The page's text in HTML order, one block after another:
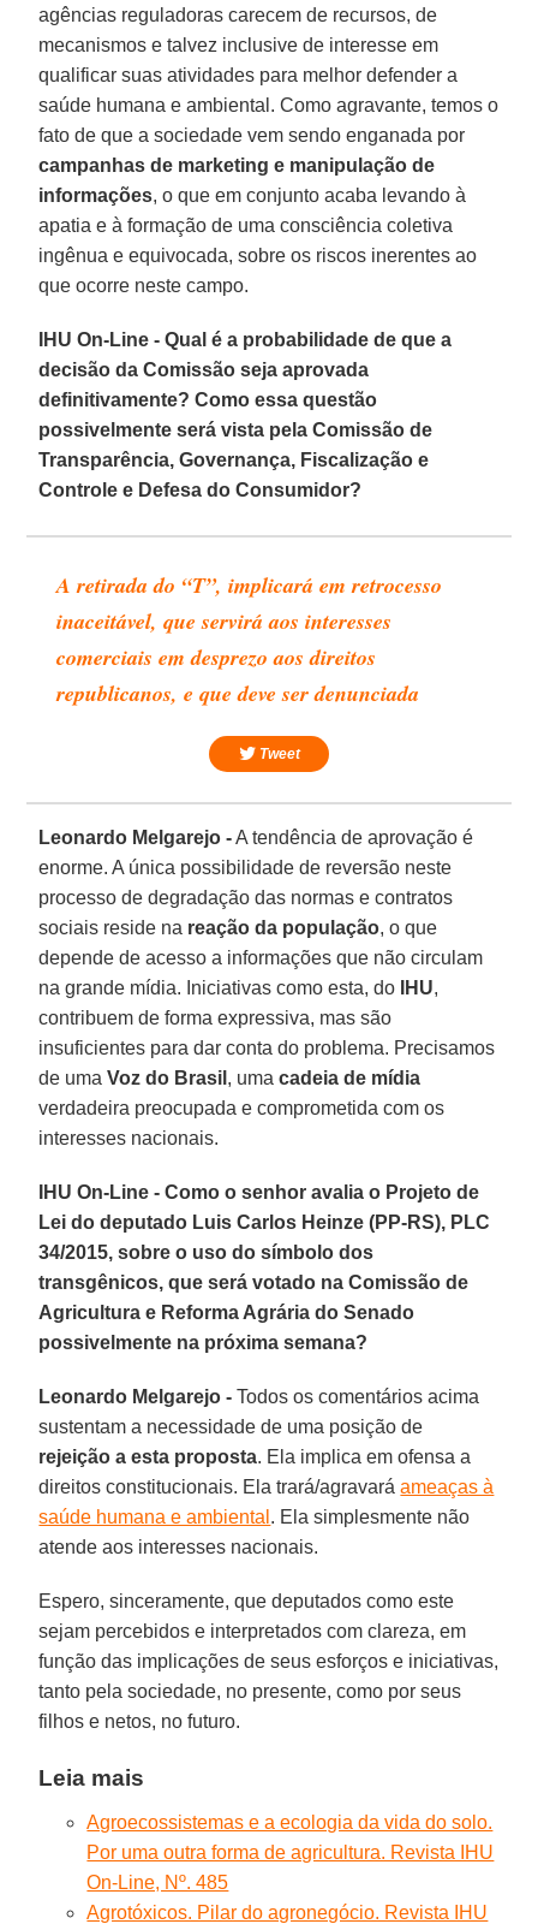
agências reguladoras carecem de recursos, de
mecanismos e talvez inclusive de interesse em
qualificar suas atividades para melhor defender a
saúde humana e ambiental. Como agravante, temos o
fato de que a sociedade vem sendo enganada por
campanhas de marketing e manipulação de
informações, o que em conjunto acaba levando à
apatia e à formação de uma consciência coletiva
ingênua e equivocada, sobre os riscos inerentes ao
que ocorre neste campo.
IHU On-Line - Qual é a probabilidade de que a
decisão da Comissão seja aprovada
definitivamente? Como essa questão
possivelmente será vista pela Comissão de
Transparência, Governança, Fiscalização e
Controle e Defesa do Consumidor?
A retirada do “T”, implicará em retrocesso
inaceitável, que servirá aos interesses
comerciais em desprezo aos direitos
republicanos, e que deve ser denunciada
Tweet
Leonardo Melgarejo -A tendência de aprovação é
enorme. A única possibilidade de reversão neste
processo de degradação das normas e contratos
sociais reside na reação da população, o que
depende de acesso a informações que não circulam
na grande mídia. Iniciativas como esta, do
IHU,
contribuem de forma expressiva, mas são
insuficientes para dar conta do problema. Precisamos
de umaVoz do Brasil , uma cadeia de mídia
verdadeira preocupada e comprometida com os
interesses nacionais.
IHU On-Line - Como o senhor avalia o Projeto de
Lei do deputado Luis Carlos Heinze (PP-RS), PLC
34/2015, sobre o uso do símbolo dos
transgênicos, que será votado na Comissão de
Agricultura e Reforma Agrária do Senado
possivelmente na próxima semana?
Leonardo Melgarejo - Todos os comentários acima
sustentam a necessidade de uma posição de
rejeição a esta proposta. Ela implica em ofensa a
direitos constitucionais. Ela trará/agravaráameaças à
saúde humana e ambiental . Ela simplesmente não
atende aos interesses nacionais.
Espero, sinceramente, que deputados como este
sejam percebidos e interpretados com clareza, em
função das implicações de seus esforços e iniciativas,
tanto pela sociedade, no presente, como por seus
filhos e netos, no futuro.
Leia mais
Agroecossistemas e a ecologia da vida do solo.
Por uma outra forma de agricultura. Revista IHU
On-Line, Nº. 485
Agrotóxicos. Pilar do agronegócio. Revista IHU